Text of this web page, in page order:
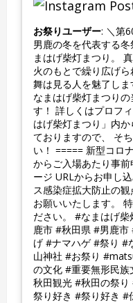
お祭りユーザー: ＼第
男鹿の冬を代表する
まはげ柴灯まつり。
火のもとで繰り広げ
舞は見る人を魅了し
なまはげ柴灯まつり
す！ 詳しくはプロフ
はげ柴灯まつり」内
ておりますので、 そ
い！ ===== 新型コロ
からご入場あたり事
ージ URLからお申し
ス感染症拡大防止の
お願いいたします。
ださい。 #なまはげ
鹿市 #秋田県 #男鹿
げ #ナマハゲ #祭り #
山神社 #お祭り
の文化 #重要無形民
秋田観光 #秋田の祭
祭り好き #祭り好き #